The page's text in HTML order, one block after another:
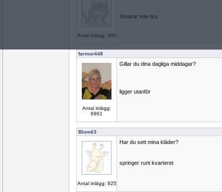
Antal inlägg: 491
Smakar inte bra
farmor448
Antal inlägg:
6961
Gillar du dina dagliga middagar?
ligger utanför
Blom63
Antal inlägg: 825
Har du sett mina kläder?
springer runt kvarteret